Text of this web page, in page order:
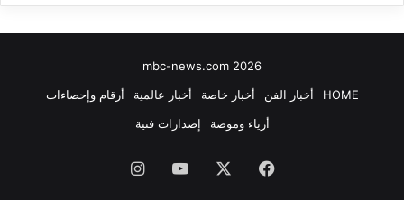
mbc-news.com 2026
HOME
أخبار الفن أخبار خاصة أخبار عالمية
أرقام وإحصاءات
أزياء وموضة
إصدارات فنية
فيسبوك ‫YouTube